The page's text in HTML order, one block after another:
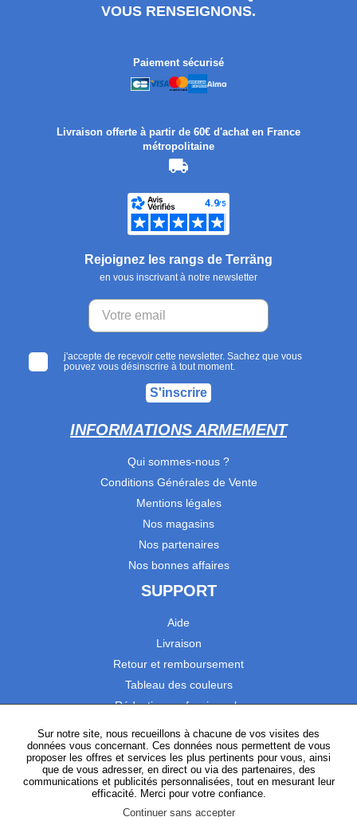
VOUS RENSEIGNONS.
Paiement sécurisé
Livraison offerte à partir de 60€ d'achat en France
métropolitaine
Rejoignez les rangs de Terräng
en vous inscrivant à notre newsletter
j'accepte de recevoir cette newsletter. Sachez que vous
pouvez vous désinscrire à tout moment.
S'inscrire
INFORMATIONS ARMEMENT
Qui sommes-nous ?
Conditions Générales de Vente
Mentions légales
Nos magasins
Nos partenaires
Nos bonnes affaires
SUPPORT
Aide
Livraison
Retour et remboursement
Tableau des couleurs
Réduction professionnels
Catalogues
Satisfaction Clients
SUIVEZ-NOUS
Sur notre site, nous recueillons à chacune de vos visites des
données vous concernant. Ces données nous permettent de vous
proposer les offres et services les plus pertinents pour vous, ainsi
que de vous adresser, en direct ou via des partenaires, des
communications et publicités personnalisées, tout en mesurant leur
efficacité. Merci pour votre confiance.
Continuer sans accepter